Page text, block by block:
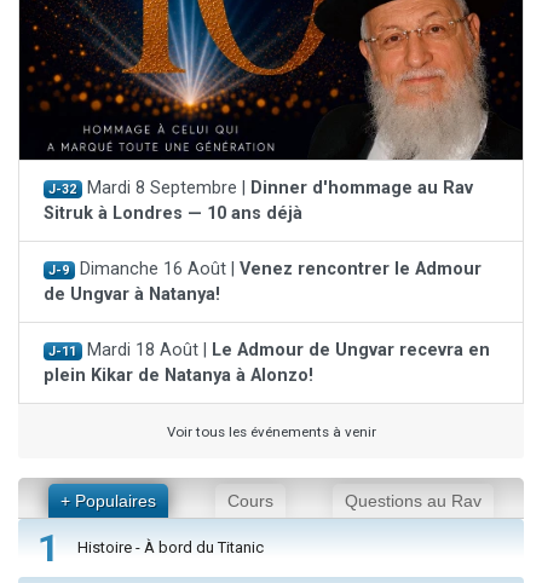
J-32 Mardi 8 Septembre |
Dinner d'hommage au Rav
Sitruk à Londres — 10 ans déjà
J-9 Dimanche 16 Août | Venez rencontrer le Admour
de Ungvar à Natanya!
J-11 Mardi 18 Août |
Le Admour de Ungvar recevra en
plein Kikar de Natanya à Alonzo!
Voir tous les événements à venir
+ Populaires Cours Questions au Rav
1 Histoire - À bord du Titanic